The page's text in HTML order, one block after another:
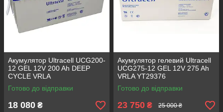
Акумулятор Ultracell UCG200-
12 GEL 12V 200 Ah DEEP
CYCLE VRLA
Готово до відправки
18 080 ₴
Акумулятор гелевий Ultracell
UCG275-12 GEL 12V 275 Ah
VRLA YT29376
Готово до відправки
23 750 ₴ 25 000 ₴